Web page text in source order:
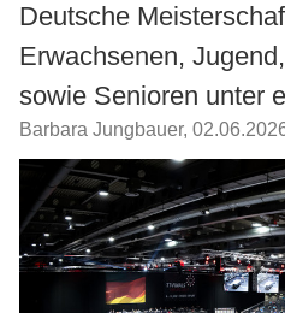
Deutsche
Erwachsenen,
sowie Senioren unter
Barbara Jungbauer,